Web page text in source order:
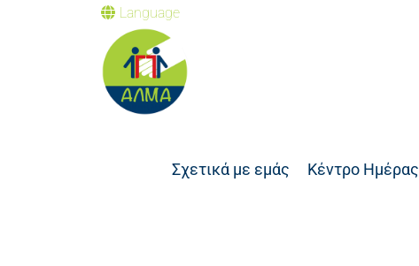
Language
Σχετικά με εμάς Κέντρο Ημέρας